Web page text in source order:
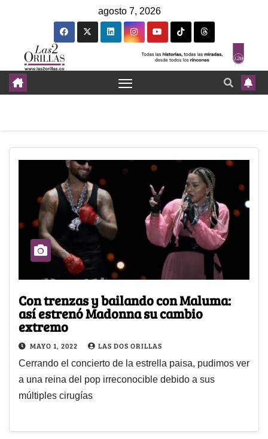
agosto 7, 2026
Con trenzas y bailando con Maluma:
así estrenó Madonna su cambio
extremo
MAYO 1, 2022 LAS DOS ORILLAS
Cerrando el concierto de la estrella paisa, pudimos ver
a una reina del pop irreconocible debido a sus
múltiples cirugías